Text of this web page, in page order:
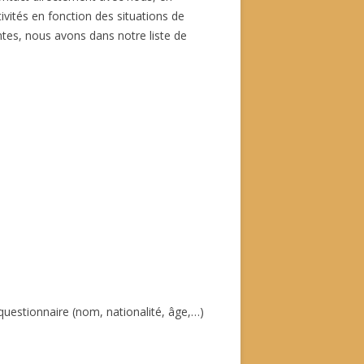
en fonction des situations de
nous avons dans notre liste de
(nom, nationalité, âge,…)